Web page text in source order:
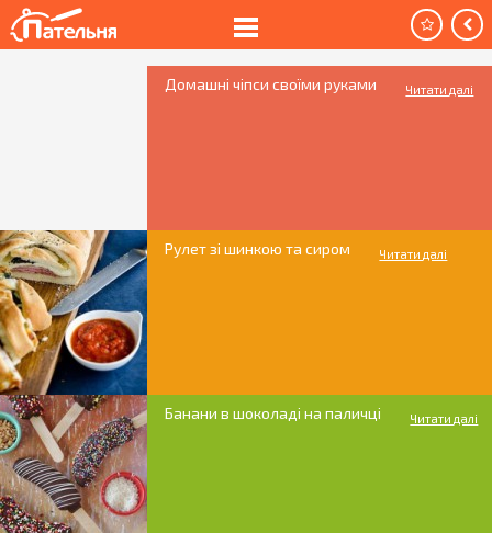
Домашні чіпси своїми руками Читати далі
Рулет зі шинкою та сиром Читати далі
Банани в шоколаді на паличці Читати далі